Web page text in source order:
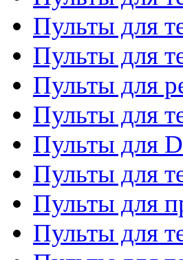
Пульты для
Пульты для
Пульты для
Пульты для
Пульты для
Пульты для
Пульты для
Пульты для